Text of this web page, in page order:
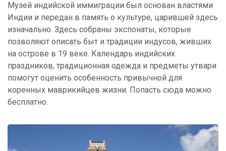
Музей индийской иммиграции был основан властями
Индии и передан в память о культуре, царившей здесь
изначально. Здесь собраны экспонаты, которые
позволяют описать быт и традиции индусов, живших
на острове в 19 веке. Календарь индийских
праздников, традиционная одежда и предметы утвари
помогут оценить особенность привычной для
коренных маврикийцев жизни. Попасть сюда можно
бесплатно.